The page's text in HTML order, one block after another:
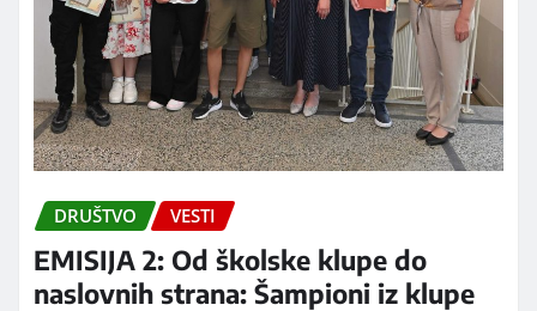
DRUŠTVO VESTI
EMISIJA 2: Od školske klupe do
naslovnih strana: Šampioni iz klupe